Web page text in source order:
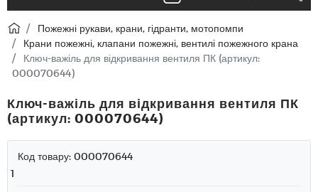
Пожежні рукави, крани, гідранти, мотопомпи
Крани пожежні, клапани пожежні, вентилі пожежного крана
Ключ-важіль для відкривання вентиля ПК (артикул:
000070644)
Ключ-важіль для відкривання вентиля ПК
(артикул: 000070644)
Код товару: 000070644
1